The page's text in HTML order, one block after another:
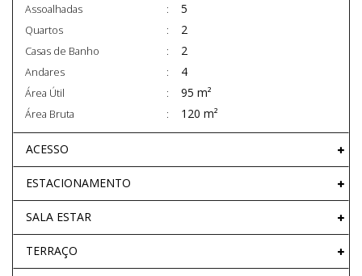
Assoalhadas 5
Quartos 2
Casas de Banho 2
Andares 4
Área Útil 95 m²
Área Bruta 120 m²
ACESSO
ESTACIONAMENTO
SALA ESTAR
TERRAÇO